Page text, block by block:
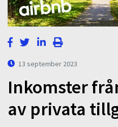
13 september 2023
Inkomster
av privata